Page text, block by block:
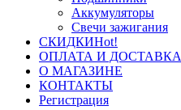
Аккумуляторы
Свечи зажигания
СКИДКИHot!
ОПЛАТА И ДОСТАВКА
О МАГАЗИНЕ
КОНТАКТЫ
Регистрация